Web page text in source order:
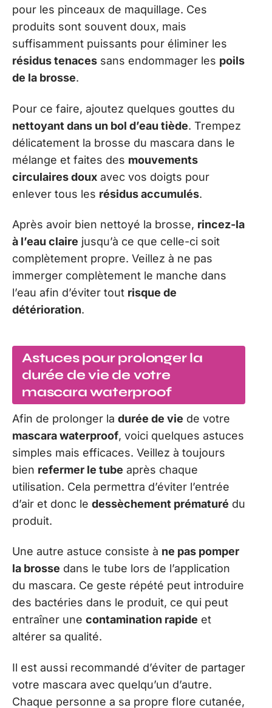
pour les pinceaux de maquillage. Ces
produits sont souvent doux, mais
suffisamment puissants pour éliminer les
résidus tenaces sans endommager les poils
de la brosse.
Pour ce faire, ajoutez quelques gouttes du
nettoyant dans un bol d’eau tiède. Trempez
délicatement la brosse du mascara dans le
mélange et faites des mouvements
circulaires doux avec vos doigts pour
enlever tous les résidus accumulés.
Après avoir bien nettoyé la brosse, rincez-la
à l’eau claire jusqu’à ce que celle-ci soit
complètement propre. Veillez à ne pas
immerger complètement le manche dans
l’eau afin d’éviter tout risque de
détérioration.
Astuces pour prolonger la
durée de vie de votre
mascara waterproof
Afin de prolonger la durée de vie de votre
mascara waterproof, voici quelques astuces
simples mais efficaces. Veillez à toujours
bien refermer le tube après chaque
utilisation. Cela permettra d’éviter l’entrée
d’air et donc le dessèchement prématuré du
produit.
Une autre astuce consiste à ne pas pomper
la brosse dans le tube lors de l’application
du mascara. Ce geste répété peut introduire
des bactéries dans le produit, ce qui peut
entraîner une contamination rapide et
altérer sa qualité.
Il est aussi recommandé d’éviter de partager
votre mascara avec quelqu’un d’autre.
Chaque personne a sa propre flore cutanée,